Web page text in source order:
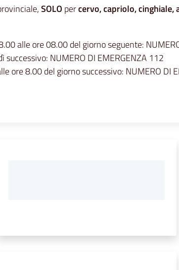
SOLO percervo, capriolo,
alle ore 08.00 del giorno seguente:
NUMERO DI EMERGENZA 112
ore 8.00 del giorno successivo: NUMERO DI